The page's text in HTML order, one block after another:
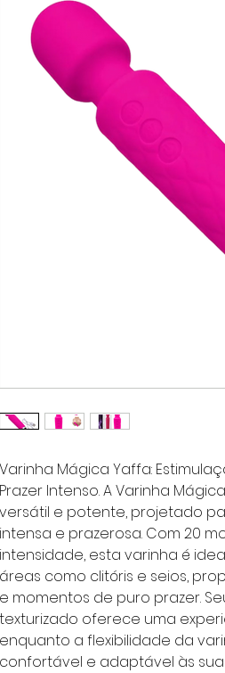
Varinha Mágica Yaffa:
Prazer Intenso. A Varinha
versátil e potente, projetado
intensa e prazerosa. Com 20
intensidade, esta varinha é
áreas como clitóris e seios,
e momentos de puro prazer.
texturizado oferece uma
enquanto a flexibilidade da
confortável e adaptável às